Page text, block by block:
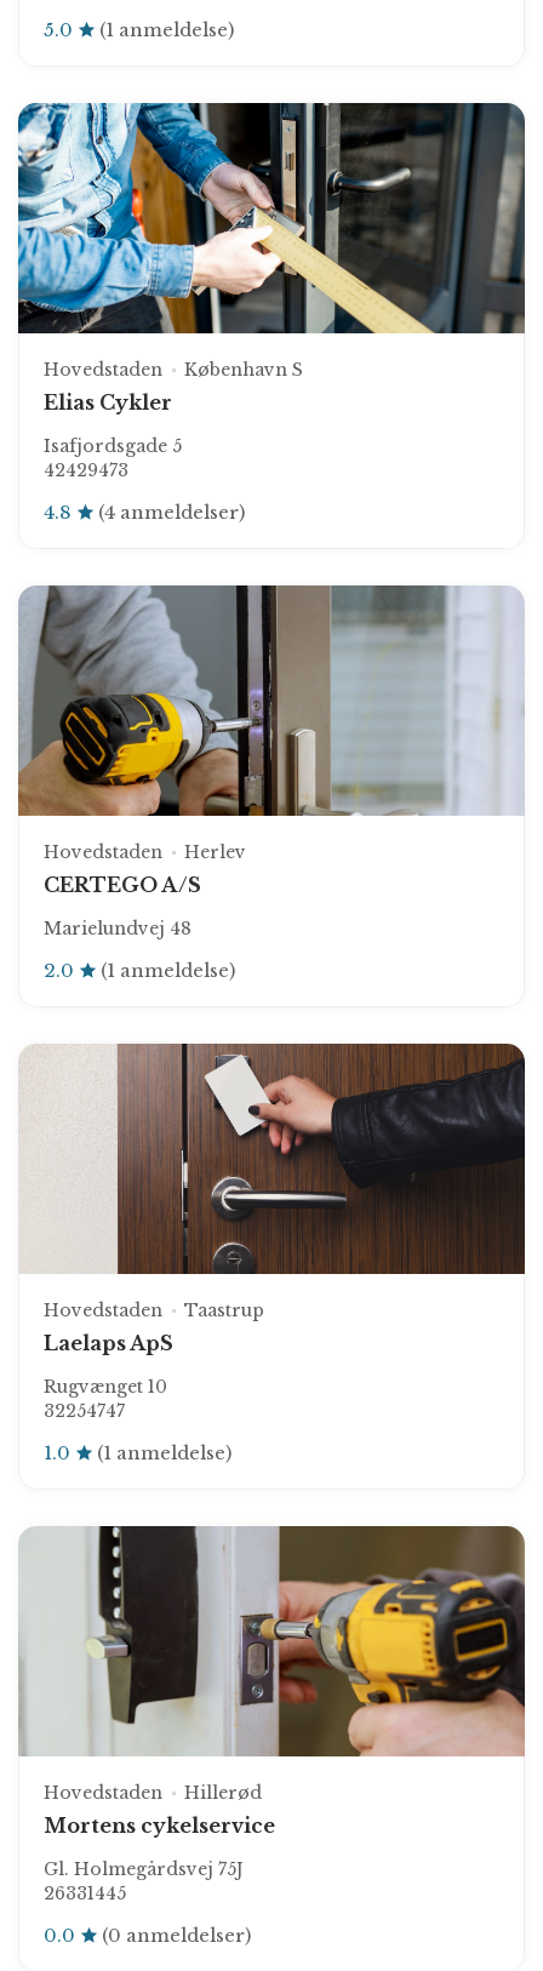
5.0 (1 anmeldelse)
Hovedstaden København S
Elias Cykler
Isafjordsgade 5
42429473
4.8 (4 anmeldelser)
Hovedstaden Herlev
CERTEGO A/S
Marielundvej 48
2.0 (1 anmeldelse)
Hovedstaden Taastrup
Laelaps ApS
Rugvænget 10
32254747
1.0 (1 anmeldelse)
Hovedstaden Hillerød
Mortens cykelservice
Gl. Holmegårdsvej 75J
26331445
0.0 (0 anmeldelser)